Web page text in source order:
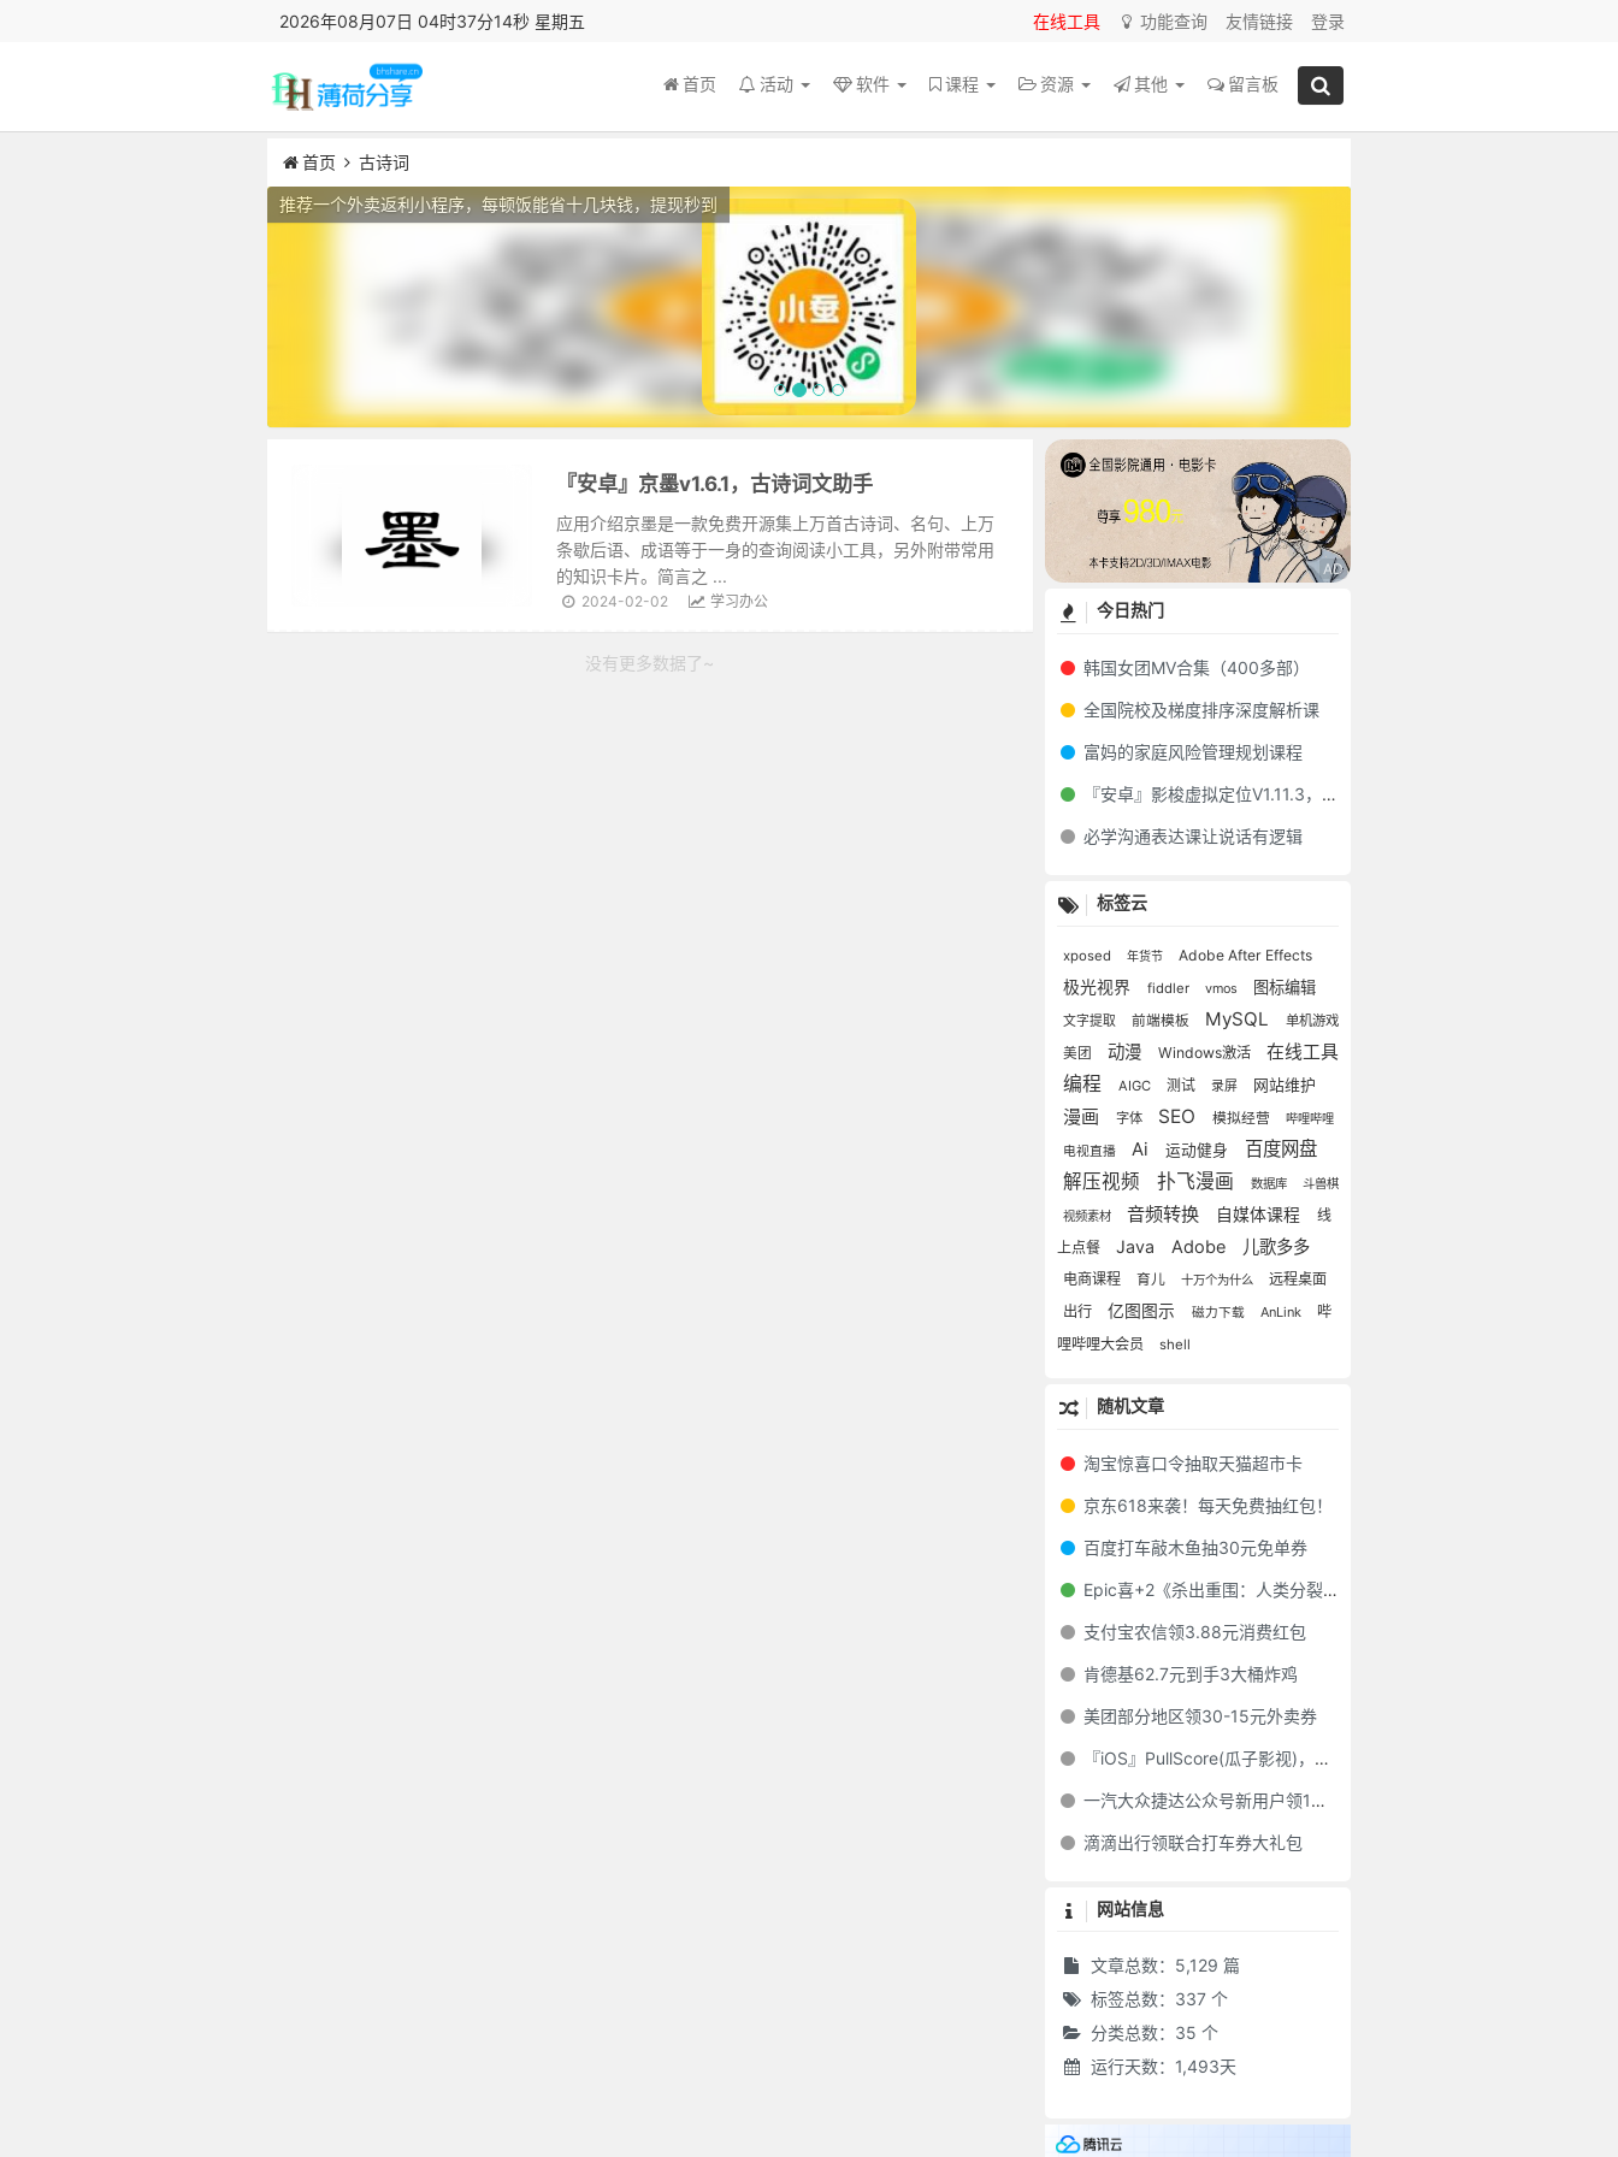
2026年08月07日 04时37分14秒 星期五 在线工具 功能查询 友情链接 登录
首页 活动 软件 课程 资源 其他 留言板
首页 古诗词
推荐一个外卖返利小程序，每顿饭能省十几块钱，提现秒到
『安卓』京墨v1.6.1，古诗词文助手
应用介绍京墨是一款免费开源集上万首古诗词、名句、上万
条歇后语、成语等于一身的查询阅读小工具，另外附带常用
的知识卡片。简言之 ...
2024-02-02 学习办公
没有更多数据了~
今日热门
韩国女团MV合集（400多部）
全国院校及梯度排序深度解析课
富妈的家庭风险管理规划课程
『安卓』影梭虚拟定位V1.11.3，最新开源免费版
必学沟通表达课让说话有逻辑
标签云
xposed 年货节 Adobe After Effects
极光视界 fiddler vmos 图标编辑
文字提取 前端模板 MySQL
单机游戏
美团
动漫 Windows激活 在线工具
编程 AIGC 测试 录屏 网站维护
漫画 字体 SEO 模拟经营 哔哩哔哩
电视直播 Ai 运动健身
百度网盘
解压视频
扑飞漫画 数据库 斗兽棋
视频素材 音频转换 自媒体课程
线
上点餐
Java Adobe 儿歌多多
电商课程 育儿 十万个为什么
远程桌面
出行
亿图图示 磁力下载 AnLink
哔
哩哔哩大会员
shell
随机文章
淘宝惊喜口令抽取天猫超市卡
京东618来袭！每天免费抽红包！
百度打车敲木鱼抽30元免单券
Epic喜+2《杀出重围：人类分裂》《桥》
支付宝农信领3.88元消费红包
肯德基62.7元到手3大桶炸鸡
美团部分地区领30-15元外卖券
『iOS』PullScore(瓜子影视)，影视神器伪装上架苹果商店
一汽大众捷达公众号新用户领1元微信红包
滴滴出行领联合打车券大礼包
网站信息
文章总数：5,129 篇
标签总数：337 个
分类总数：35 个
运行天数：1,493天